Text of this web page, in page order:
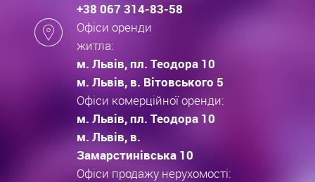
+38 067 314-83-58
Офіси оренди
житла:
м. Львів, пл. Теодора 10
м. Львів, в. Вітовського 5
Офіси комерційної оренди:
м. Львів, пл. Теодора 10
м. Львів, в.
Замарстинівська 10
Офіси продажу нерухомості: